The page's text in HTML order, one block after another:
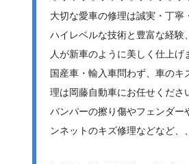
大切な愛車の修理は誠実・丁寧
ハイレベルな技術と豊富な経験
人が新車のように美しく仕上げ
国産車・輸入車問わず、車のキ
理は岡藤自動車にお任せくださ
バンパーの擦り傷やフェンダー
ンネットのキズ修理などなど、、